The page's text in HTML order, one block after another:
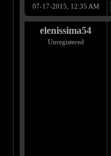
07-17-2015, 12:35 AM
elenissima54
Unregistered